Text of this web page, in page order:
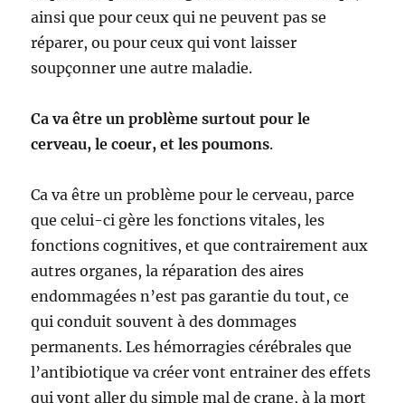
ainsi que pour ceux qui ne peuvent pas se
réparer, ou pour ceux qui vont laisser
soupçonner une autre maladie.
Ca va être un problème surtout pour le
cerveau, le coeur, et les poumons.
Ca va être un problème pour le cerveau, parce
que celui-ci gère les fonctions vitales, les
fonctions cognitives, et que contrairement aux
autres organes, la réparation des aires
endommagées n’est pas garantie du tout, ce
qui conduit souvent à des dommages
permanents. Les hémorragies cérébrales que
l’antibiotique va créer vont entrainer des effets
qui vont aller du simple mal de crane, à la mort